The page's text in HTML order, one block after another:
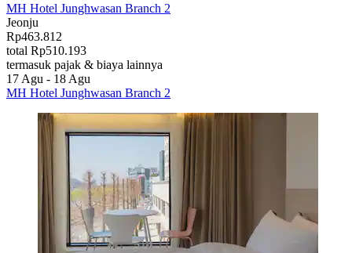
MH Hotel Junghwasan Branch 2
Jeonju
Rp463.812
total Rp510.193
termasuk pajak & biaya lainnya
17 Agu - 18 Agu
MH Hotel Junghwasan Branch 2